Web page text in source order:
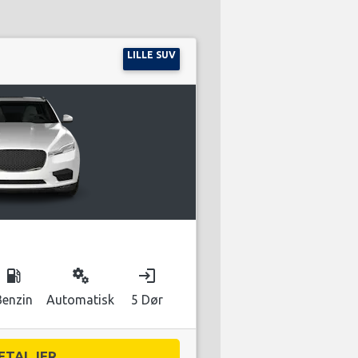
LILLE SUV
local_gas_station miscellaneous_services
Automatisk
login
5 Dør